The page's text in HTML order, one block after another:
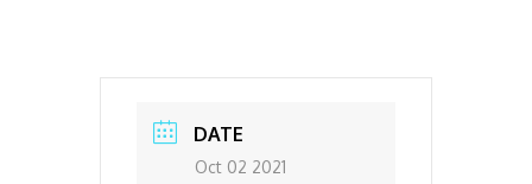
DATE
Oct 02 2021